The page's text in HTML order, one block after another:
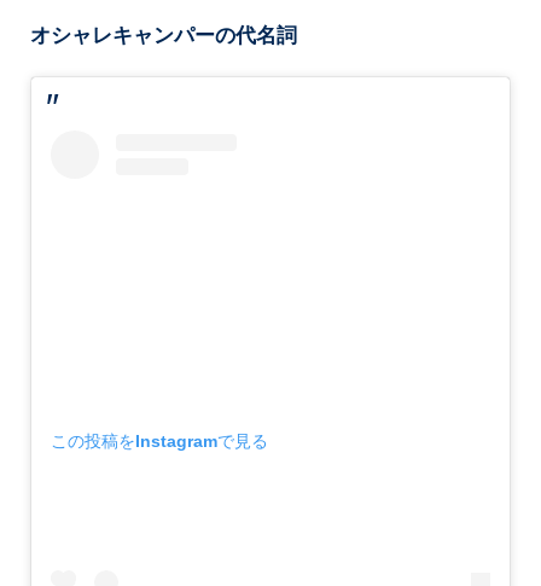
オシャレキャンパーの代名詞
この投稿をInstagramで見る